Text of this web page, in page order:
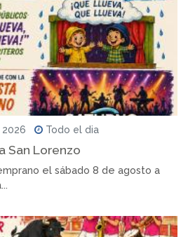
Todo el dia
San Lorenzo
el sábado 8 de agosto a